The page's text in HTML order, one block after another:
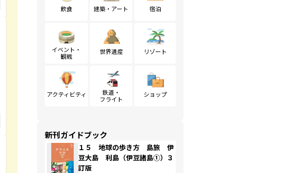
飲食 建築・アート 宿泊
イベント・
観戦
世界遺産 リゾート
アクティビティ
鉄道・
フライト
ショップ
新刊ガイドブック
１５ 地球の歩き方 島旅 伊
豆大島 利島（伊豆諸島①）３
訂版